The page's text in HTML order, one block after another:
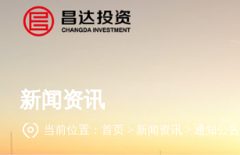
新闻资讯
当前位置： 首页 > 新闻资讯> 通知公告